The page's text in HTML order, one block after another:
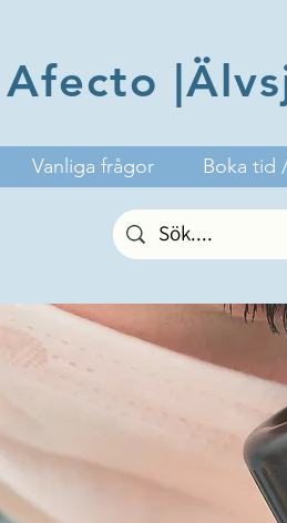
Afecto
Vanliga frågor Boka tid